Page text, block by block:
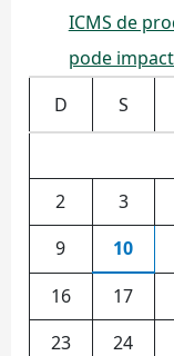
ICMS de
pode
D S
2
3
9
10
16
17
23
24